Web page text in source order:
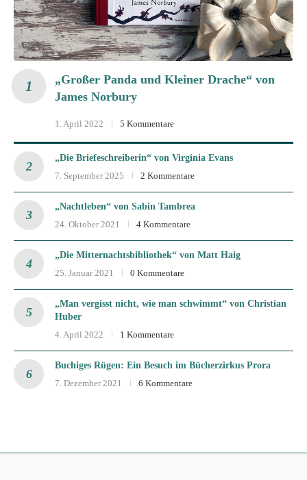
„Großer Panda und Kleiner Drache“ von
James Norbury
1. April 2022 5 Kommentare
„Die Briefeschreiberin“ von Virginia Evans
7. September 2025
2 Kommentare
„Nachtleben“ von Sabin Tambrea
24. Oktober 2021
4 Kommentare
„Die Mitternachtsbibliothek“ von Matt Haig
25. Januar 2021
0 Kommentare
„Man vergisst nicht, wie man schwimmt“ von Christian
Huber
4. April 2022
1 Kommentare
Buchiges Rügen: Ein Besuch im Bücherzirkus Prora
7. Dezember 2021
6 Kommentare